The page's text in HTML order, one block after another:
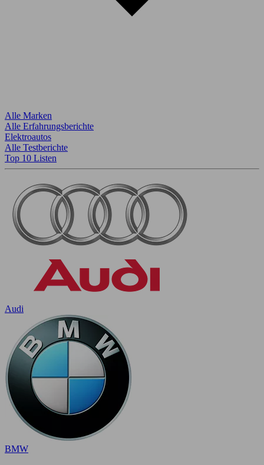
Alle Marken
Alle Erfahrungsberichte
Elektroautos
Alle Testberichte
Top 10 Listen
Audi
BMW